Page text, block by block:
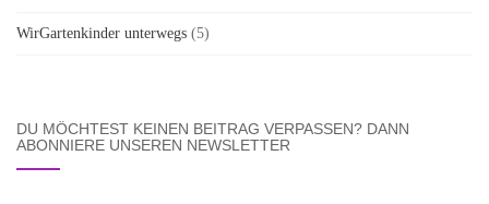
WirGartenkinder unterwegs (5)
DU MÖCHTEST KEINEN BEITRAG VERPASSEN? DANN
ABONNIERE UNSEREN NEWSLETTER